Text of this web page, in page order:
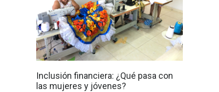
Inclusión financiera: ¿Qué pasa con
las mujeres y jóvenes?